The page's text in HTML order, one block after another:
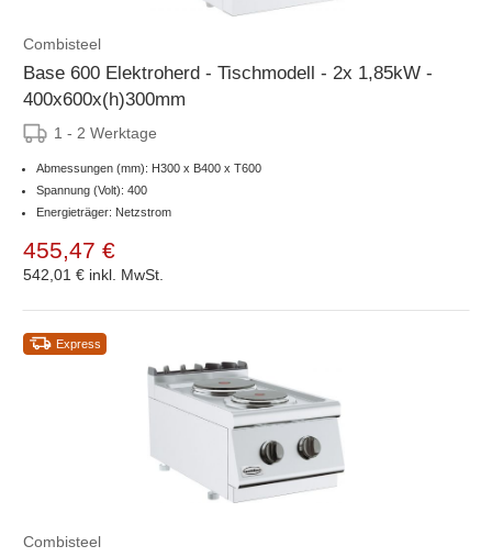
Combisteel
Base 600 Elektroherd - Tischmodell - 2x 1,85kW -
400x600x(h)300mm
1 - 2 Werktage
Abmessungen (mm): H300 x B400 x T600
Spannung (Volt): 400
Energieträger: Netzstrom
455,47 €
542,01 € inkl. MwSt.
Express
Combisteel